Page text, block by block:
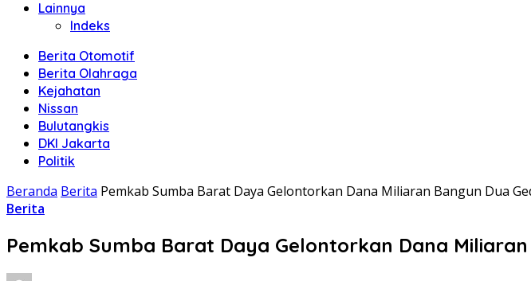
Lainnya
Indeks
Berita Otomotif
Berita Olahraga
Kejahatan
Nissan
Bulutangkis
DKI Jakarta
Politik
Beranda Berita Pemkab Sumba Barat Daya Gelontorkan Dana Miliaran Bangun Dua
Berita
Pemkab Sumba Barat Daya Gelontorkan Dana